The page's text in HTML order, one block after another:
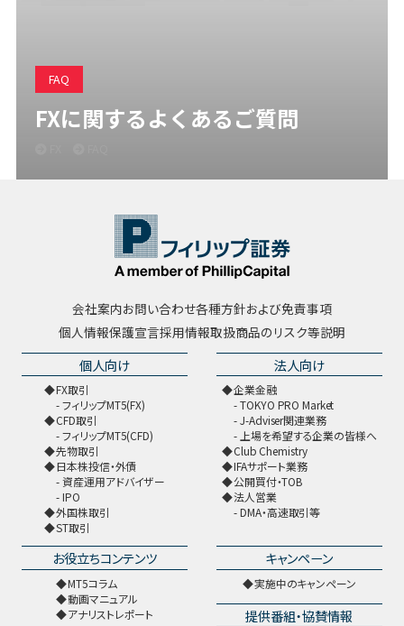
FAQ
FXに関するよくあるご質問
会社案内お問い合わせ各種方針および免責事項
個人情報保護宣言採用情報取扱商品のリスク等説明
個人向け
FX取引
フィリップMT5(FX)
CFD取引
フィリップMT5(CFD)
先物取引
日本株投信・外債
資産運用アドバイザー
IPO
外国株取引
ST取引
法人向け
企業金融
TOKYO PRO Market
J-Adviser関連業務
上場を希望する企業の皆様へ
Club Chemistry
IFAサポート業務
公開買付・TOB
法人営業
DMA・高速取引等
お役立ちコンテンツ
MT5コラム
動画マニュアル
アナリストレポート
キャンペーン
実施中のキャンペーン
提供番組・協賛情報